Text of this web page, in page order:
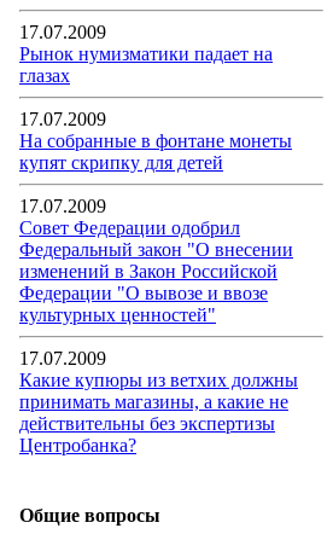
17.07.2009
Рынок нумизматики падает на
глазах
17.07.2009
На собранные в фонтане монеты
купят скрипку для детей
17.07.2009
Совет Федерации одобрил
Федеральный закон "О внесении
изменений в Закон Российской
Федерации "О вывозе и ввозе
культурных ценностей"
17.07.2009
Какие купюры из ветхих должны
принимать магазины, а какие не
действительны без экспертизы
Центробанка?
Общие вопросы